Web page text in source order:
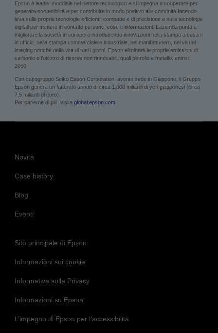
in ufficio, nella stampa commerciale e industriale, nel manifatturiero, nel visual
imaging nonché nella vita di tutti i giorni. Epson eliminerà le proprie emissioni di
carbonio e l’utilizzo di risorse non rinnovabili, quali petrolio e metallo, entro il
2050.
Con capogruppo Seiko Epson Corporation, avente sede in Giappone, il Gruppo
Epson genera un fatturato annuo di circa 1.000 miliardi di yen giapponesi (circa
7,5 miliardi di euro).
Per saperne di più, visita
Blog
Eventi
Informativa sulla Privacy
Informazioni su Epson
L’impegno di Epson per l’accessibilità